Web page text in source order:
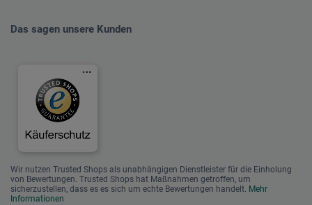
Das sagen unsere Kunden
Wir nutzen Trusted Shops als unabhängigen Dienstleister für die Einholung
von Bewertungen. Trusted Shops hat Maßnahmen getroffen, um
sicherzustellen, dass es es sich um echte Bewertungen handelt. Mehr
Informationen